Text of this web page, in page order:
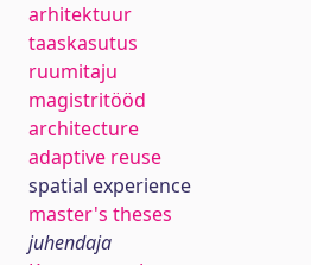
arhitektuur
taaskasutus
ruumitaju
magistritööd
architecture
adaptive reuse
spatial experience
master's theses
juhendaja